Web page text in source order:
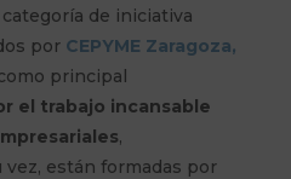
de iniciativa
por CEPYME Zaragoza,
principal
el trabajo incansable
,
vez, están formadas por